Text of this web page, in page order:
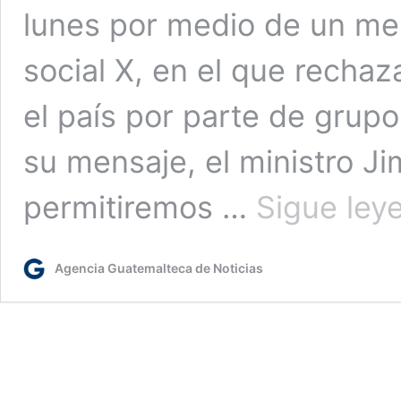
lunes por medio de un
social X, en el que
el país por parte de
su mensaje, el ministro
permitiremos … Sigue
Agencia Guatemalteca de Noticias